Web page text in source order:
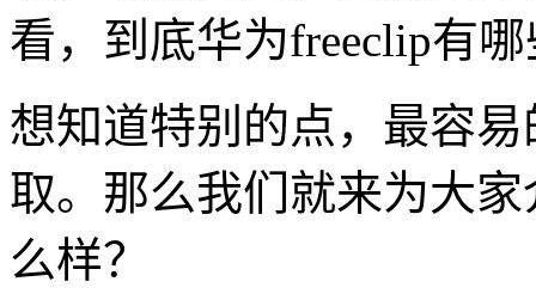
看，到底华为freeclip有
想知道特别的点，最容
取。那么我们就来为大
么样？